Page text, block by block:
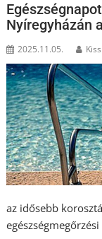
Nyíregyházán
2025.11.05.
az idősebb